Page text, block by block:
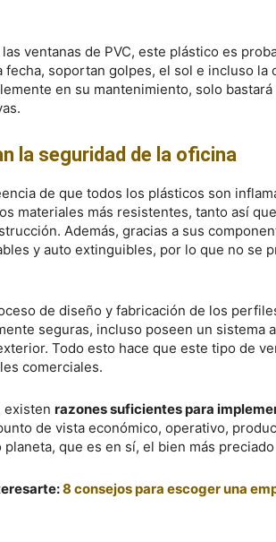
ventanas de PVC, este plástico es
fecha, soportan golpes, el sol e incluso la
en su mantenimiento, solo
la seguridad de la oficina
de que todos los plásticos son
materiales más resistentes, tanto así
Además, gracias a sus
y auto extinguibles, por lo que no se
de diseño y fabricación de los
seguras, incluso poseen un sistema
Todo esto hace que este tipo de
comerciales.
existen razones suficientes para
de vista económico, operativo,
que es en sí, el bien más
8 consejos para escoger una